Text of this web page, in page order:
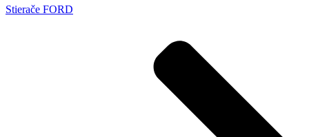
Stierače FORD